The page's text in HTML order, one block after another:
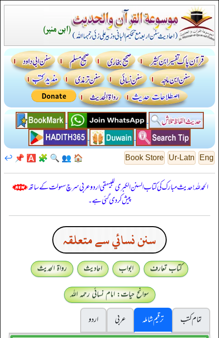
Eng
Ur-Latn
Book Store
🏠
👥
🔍
🧩
🅰️
📌
↩️
الحمدللہ! حدیث مبارک کی کتاب السنن الكبرى للبيهقي اردو عربی سرچ سہولت کے ساتھ
پیش کر دی گئی ہے۔
سنن نسائي سے متعلقہ
کتاب تعارف ابواب احادیث
رواۃ الحدیث
سوانح حیات: امام نسائی رحمہ اللہ
تمام کتب
ترقیم شاملہ عربی
اردو